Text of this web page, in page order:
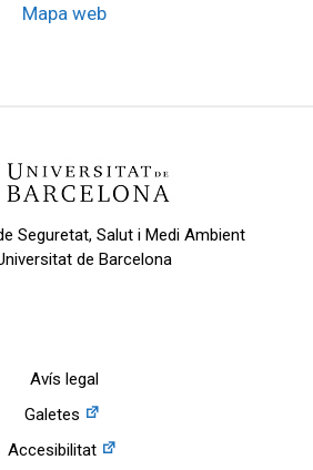
Mapa web
Seguretat, Salut i Medi Ambient
de Barcelona
Avís legal
Galetes
Accesibilitat